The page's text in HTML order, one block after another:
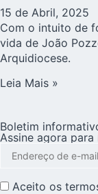
15 de Abril, 2025
Com o intuito de
vida de João
Arquidiocese.
Leia Mais »
Boletim
Assine agora
Aceito os